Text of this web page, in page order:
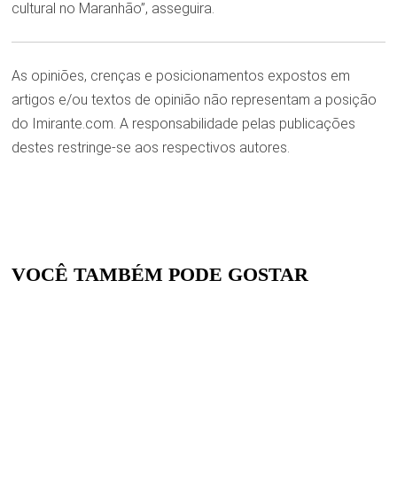
cultural no Maranhão”, asseguira.
As opiniões, crenças e posicionamentos expostos em
artigos e/ou textos de opinião não representam a posição
do Imirante.com. A responsabilidade pelas publicações
destes restringe-se aos respectivos autores.
VOCÊ TAMBÉM PODE GOSTAR